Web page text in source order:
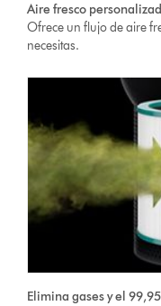
Aire fresco
Ofrece un flujo de aire
necesitas.
Elimina gases y el